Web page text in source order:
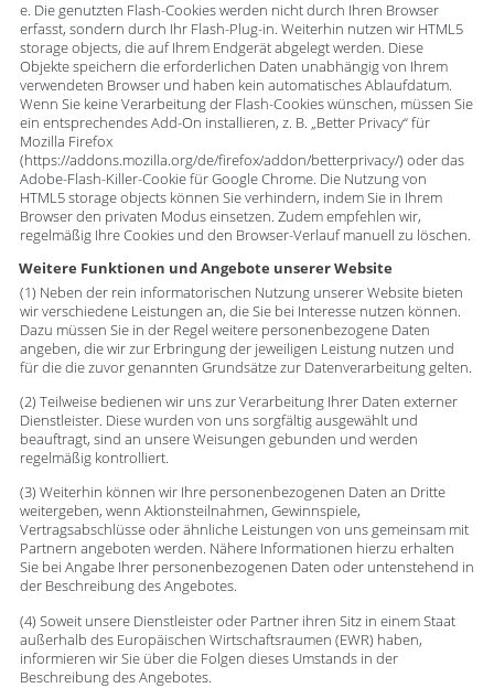
e. Die genutzten Flash-Cookies werden nicht durch Ihren Browser
erfasst, sondern durch Ihr Flash-Plug-in. Weiterhin nutzen wir HTML5
storage objects, die auf Ihrem Endgerät abgelegt werden. Diese
Objekte speichern die erforderlichen Daten unabhängig von Ihrem
verwendeten Browser und haben kein automatisches Ablaufdatum.
Wenn Sie keine Verarbeitung der Flash-Cookies wünschen, müssen Sie
ein entsprechendes Add-On installieren, z. B. „Better Privacy“ für
Mozilla Firefox
(https://addons.mozilla.org/de/firefox/addon/betterprivacy/) oder das
Adobe-Flash-Killer-Cookie für Google Chrome. Die Nutzung von
HTML5 storage objects können Sie verhindern, indem Sie in Ihrem
Browser den privaten Modus einsetzen. Zudem empfehlen wir,
regelmäßig Ihre Cookies und den Browser-Verlauf manuell zu löschen.
Weitere Funktionen und Angebote unserer Website
(1) Neben der rein informatorischen Nutzung unserer Website bieten
wir verschiedene Leistungen an, die Sie bei Interesse nutzen können.
Dazu müssen Sie in der Regel weitere personenbezogene Daten
angeben, die wir zur Erbringung der jeweiligen Leistung nutzen und
für die die zuvor genannten Grundsätze zur Datenverarbeitung gelten.
(2) Teilweise bedienen wir uns zur Verarbeitung Ihrer Daten externer
Dienstleister. Diese wurden von uns sorgfältig ausgewählt und
beauftragt, sind an unsere Weisungen gebunden und werden
regelmäßig kontrolliert.
(3) Weiterhin können wir Ihre personenbezogenen Daten an Dritte
weitergeben, wenn Aktionsteilnahmen, Gewinnspiele,
Vertragsabschlüsse oder ähnliche Leistungen von uns gemeinsam mit
Partnern angeboten werden. Nähere Informationen hierzu erhalten
Sie bei Angabe Ihrer personenbezogenen Daten oder untenstehend in
der Beschreibung des Angebotes.
(4) Soweit unsere Dienstleister oder Partner ihren Sitz in einem Staat
außerhalb des Europäischen Wirtschaftsraumen (EWR) haben,
informieren wir Sie über die Folgen dieses Umstands in der
Beschreibung des Angebotes.